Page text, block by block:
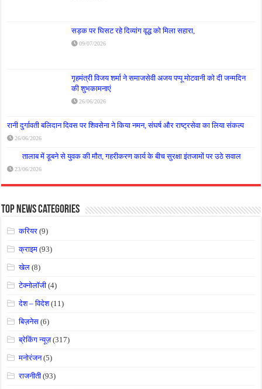
सड़क पर घिसट रहे दिव्यांग वृद्ध को मिला सहारा,
09/07/2026
गृहमंत्री विजय शर्मा ने समाजसेवी अजय पप्पू मोटवानी को दी जन्मदिन
की शुभकामनाएं
26/06/2026
रानी दुर्गावती बलिदान दिवस पर शिवसेना ने किया नमन, संघर्ष और राष्ट्रसेवा का लिया संकल्प
26/06/2026
तालाब में डूबने से युवक की मौत, गहरीकरण कार्य के बीच सुरक्षा इंतजामों पर उठे सवाल
23/06/2026
Top News Categories
करियर (9)
क्राइम (93)
खेल (8)
टेक्नोलॉजी (4)
देश – विदेश(11)
बिज़नेस (6)
ब्रेकिंग न्यूज़(317)
मनोरंजन(5)
राजनीती (93)